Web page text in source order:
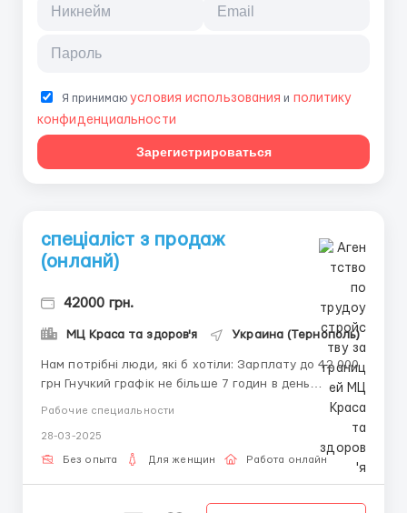
Я принимаюусловия использования и политику
конфиденциальности
Зарегистрироваться
спеціаліст з продаж
(онланй)
42000 грн.
МЦ Краса та здоров'я Украина (Тернополь)
Нам потрібні люди, які б хотіли: Зарплату до 42 000
грн Гнучкий графік не більше 7 годин в день
Віддалену роботу з будь-якого комфортного місця
шляху Медичний супровід Вас та Вашої сім’ї
Можливість стати керівником проєкту/відділ...
Рабочие специальности
28-03-2025
Без опыта Для женщин Работа онлайн